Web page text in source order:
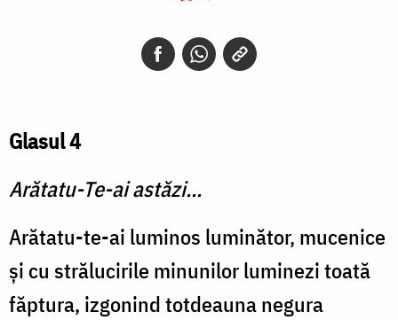
Glasul 4
Arătatu-Te-ai astăzi...
Arătatu-te-ai luminos luminător, mucenice
şi cu strălucirile minunilor luminezi toată
făptura, izgonind totdeauna negura